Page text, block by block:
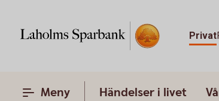
Privat
Meny Händelser i livet